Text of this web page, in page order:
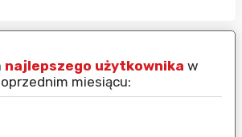
najlepszego użytkownika w
miesiącu: